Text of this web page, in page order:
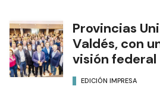
Provincias
Valdés, con
visión federal
EDICIÓN IMPRESA